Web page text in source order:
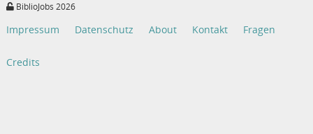
BiblioJobs 2026
Impressum Datenschutz About Kontakt Fragen
Credits